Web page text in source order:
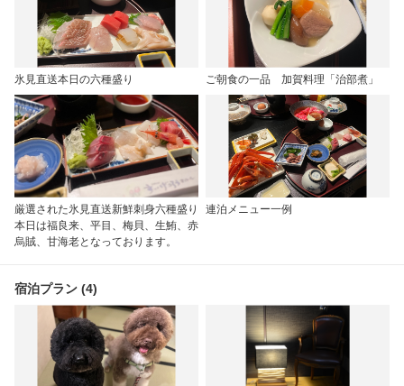
氷見直送本日の六種盛り ご朝食の一品 加賀料理「治部煮」
厳選された氷見直送新鮮刺身六種盛り
本日は福良来、平目、梅貝、生鮪、赤
烏賊、甘海老となっております。
連泊メニュー一例
宿泊プラン (4)